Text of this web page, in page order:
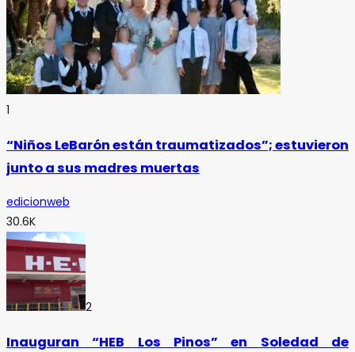
1
“Niños LeBarón están traumatizados”; estuvieron
junto a sus madres muertas
edicionweb
30.6K
2
Inauguran “HEB Los Pinos” en Soledad de